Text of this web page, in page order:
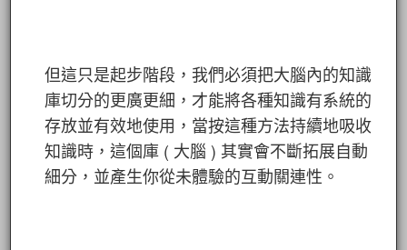
但這只是起步階段，我們必須把大腦內的知識
庫切分的更廣更細，才能將各種知識有系統的
存放並有效地使用，當按這種方法持續地吸收
知識時，這個庫 ( 大腦 ) 其實會不斷拓展自動
細分，並產生你從未體驗的互動關連性。